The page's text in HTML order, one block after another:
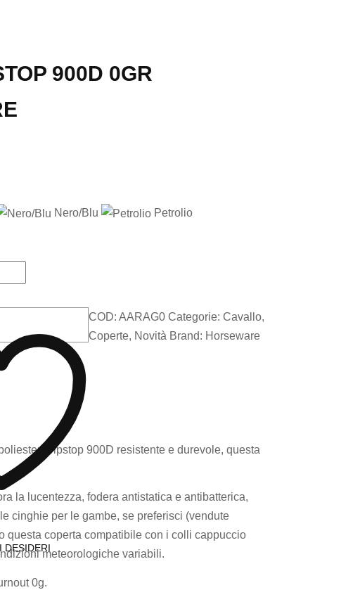
900D 0GR
Nero/Blu
Petrolio
DESIDERI
COD: AARAG0 Categorie: Cavallo,
Coperte, Novità Brand: Horseware
ripstop 900D resistente e durevole, questa
la lucentezza, fodera antistatica e antibatterica,
cinghie per le gambe, se preferisci (vendute
questa coperta compatibile con i colli cappuccio
meteorologiche variabili.
0g.